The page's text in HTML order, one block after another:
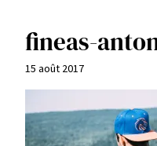
fineas-
15 août 2017